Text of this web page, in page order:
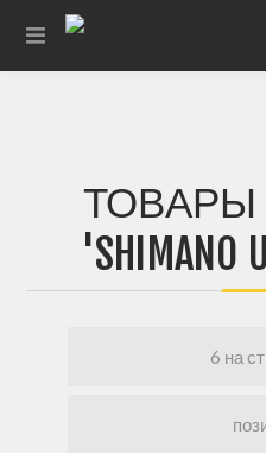
ТОВАРЫ
'SHIMANO